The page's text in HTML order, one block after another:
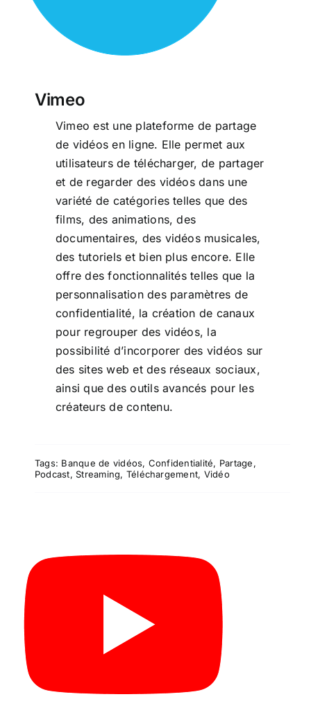
Vimeo
Vimeo est une plateforme de partage
de vidéos en ligne. Elle permet aux
utilisateurs de télécharger, de partager
et de regarder des vidéos dans une
variété de catégories telles que des
films, des animations, des
documentaires, des vidéos musicales,
des tutoriels et bien plus encore. Elle
offre des fonctionnalités telles que la
personnalisation des paramètres de
confidentialité, la création de canaux
pour regrouper des vidéos, la
possibilité d’incorporer des vidéos sur
des sites web et des réseaux sociaux,
ainsi que des outils avancés pour les
créateurs de contenu.
Tags: Banque de vidéos, Confidentialité, Partage,
Podcast,Streaming, Téléchargement, Vidéo
YouTube